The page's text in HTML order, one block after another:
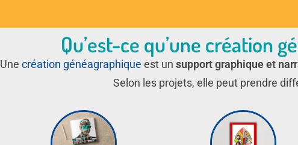
Qu’est-ce qu’une création
Une création généagraphique est un support graphique et
Selon les projets, elle peut prendre